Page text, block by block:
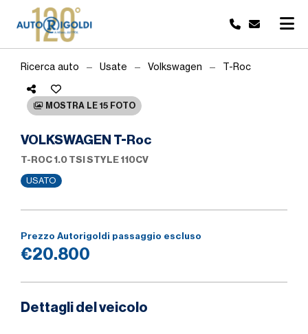
Ricerca auto Usate Volkswagen T-Roc
MOSTRA LE 15 FOTO
VOLKSWAGEN T-Roc
T-ROC 1.0 TSI STYLE 110CV
USATO
Prezzo Autorigoldi passaggio escluso
€20.800
Dettagli del veicolo